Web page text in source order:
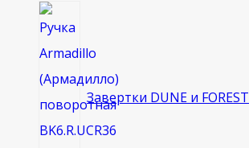
Завертки DUNE и FOREST